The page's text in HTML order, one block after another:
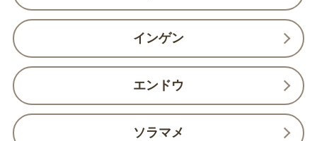
インゲン
エンドウ
ソラマメ